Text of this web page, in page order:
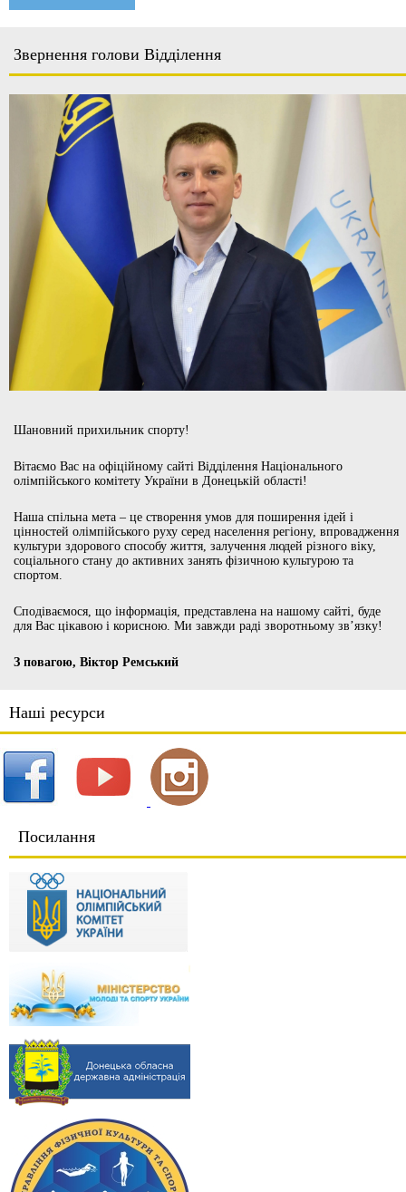
Звернення голови Відділення
Шановний прихильник спорту!
Вітаємо Вас на офіційному сайті Відділення Національного
олімпійського комітету України в Донецькій області!
Наша спільна мета – це створення умов для поширення ідей і
цінностей олімпійського руху серед населення регіону, впровадження
культури здорового способу життя, залучення людей різного віку,
соціального стану до активних занять фізичною культурою та
спортом.
Сподіваємося, що інформація, представлена на нашому сайті, буде
для Вас цікавою і корисною. Ми завжди раді зворотньому зв’язку!
З повагою, Віктор Ремський
Наші ресурси
Посилання